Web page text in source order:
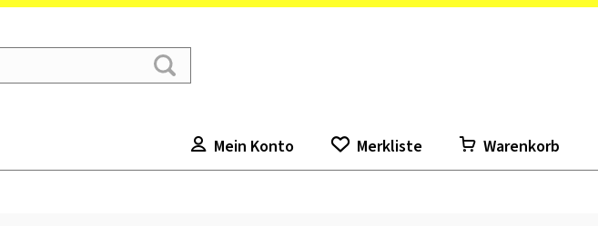
Mein Konto Merkliste Warenkorb